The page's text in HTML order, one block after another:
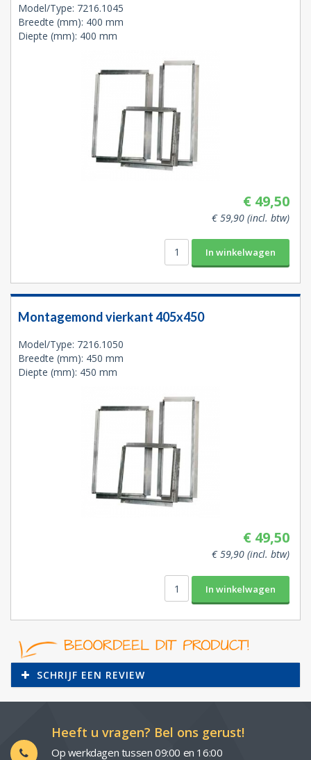
Model/Type: 7216.1045
Breedte (mm): 400 mm
Diepte (mm): 400 mm
€ 49,50
€ 59,90 (incl. btw)
Montagemond vierkant 405x450
Model/Type: 7216.1050
Breedte (mm): 450 mm
Diepte (mm): 450 mm
€ 49,50
€ 59,90 (incl. btw)
SCHRIJF EEN REVIEW
Heeft u vragen? Bel ons gerust!
Op werkdagen tussen 09:00 en 16:00